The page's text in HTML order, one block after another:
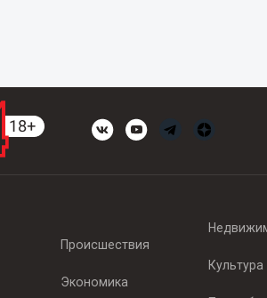
Происшествия
Экономика
Культура